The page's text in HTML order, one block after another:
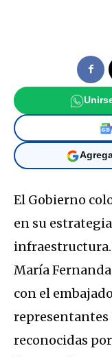
El Gobierno
en su
María
con el
representantes
reconocidas